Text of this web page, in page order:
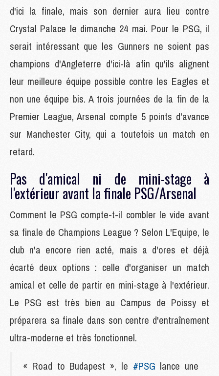
d'ici la finale, mais son dernier aura lieu contre
Crystal Palace le dimanche 24 mai. Pour le PSG, il
serait intéressant que les Gunners ne soient pas
champions d'Angleterre d'ici-là afin qu'ils alignent
leur meilleure équipe possible contre les Eagles et
non une équipe bis. A trois journées de la fin de la
Premier League, Arsenal compte 5 points d'avance
sur Manchester City, qui a toutefois un match en
retard.
Pas d'amical ni de mini-stage à
l'extérieur avant la finale PSG/Arsenal
Comment le PSG compte-t-il combler le vide avant
sa finale de Champions League ? Selon L'Equipe, le
club n'a encore rien acté, mais a d'ores et déjà
écarté deux options : celle d'organiser un match
amical et celle de partir en mini-stage à l'extérieur.
Le PSG est très bien au Campus de Poissy et
préparera sa finale dans son centre d'entraînement
ultra-moderne et très fonctionnel.
« Road to Budapest », le #PSG lance une